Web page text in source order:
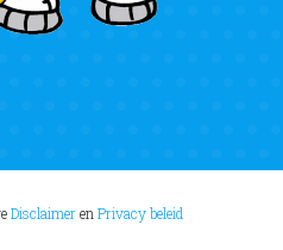
DisclaimerenPrivacy beleid